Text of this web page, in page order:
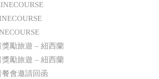
勵旅遊 – 紐西蘭
勵旅遊 – 紐西蘭
餐會邀請回函